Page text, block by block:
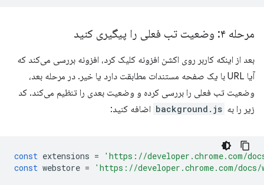
مرحله ۴: وضعیت تب فعلی را پیگیری کنید
بعد از اینکه کاربر روی اکشن افزونه کلیک کرد، افزونه بررسی می‌کند که
آیا URL با یک صفحه مستندات مطابقت دارد یا خیر. در مرحله بعد،
وضعیت تب فعلی را بررسی کرده و وضعیت بعدی را تنظیم می‌کند. کد
زیر را به background.js اضافه کنید:
const extensions =
'https://developer.chrome.com/
const webstore = 'https://developer.chrome.com/docs/